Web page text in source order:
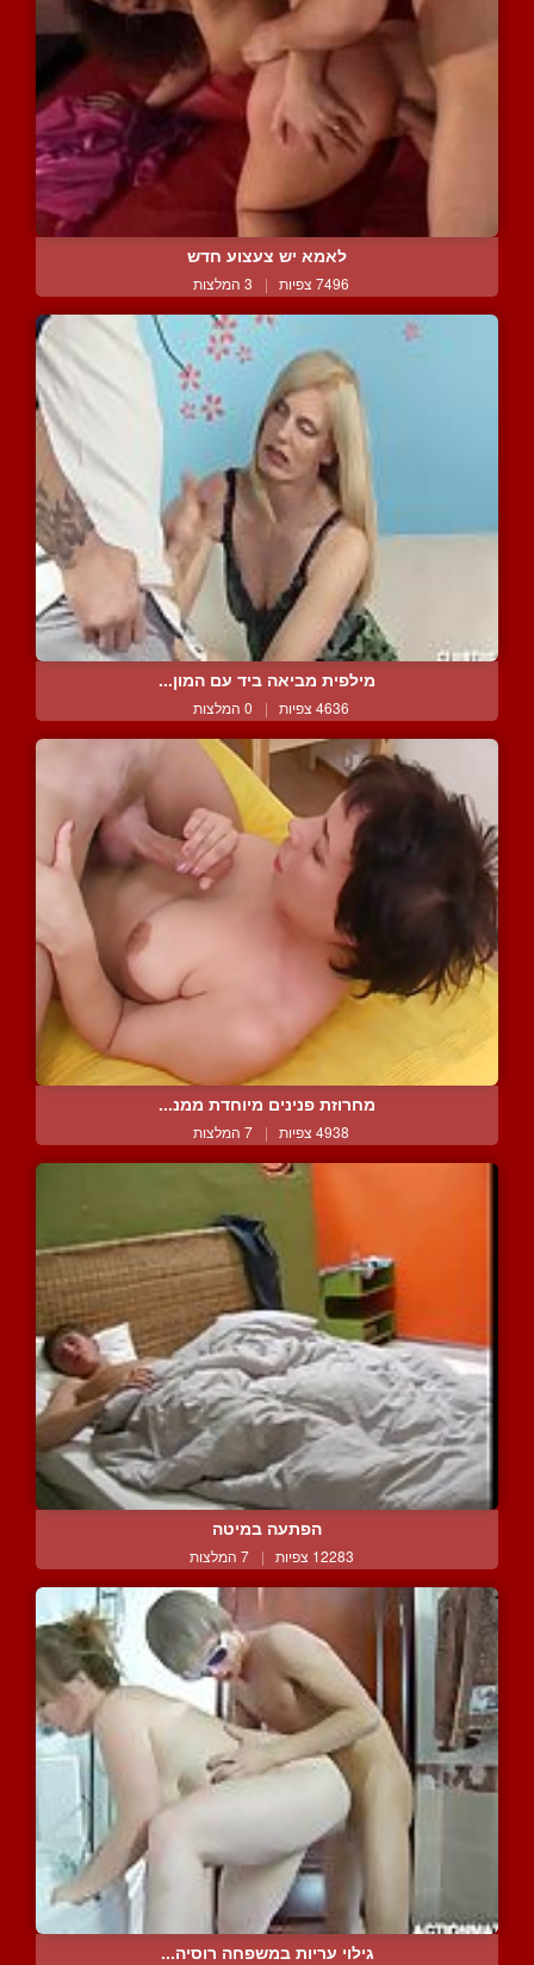
לאמא יש צעצוע חדש
7496 צפיות | 3 המלצות
מילפית מביאה ביד עם המון...
4636 צפיות | 0 המלצות
מחרוזת פנינים מיוחדת ממנ...
4938 צפיות | 7 המלצות
הפתעה במיטה
12283 צפיות | 7 המלצות
גילוי עריות במשפחה רוסיה...